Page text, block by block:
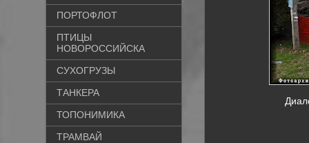
ПОРТОФЛОТ
ПТИЦЫ
НОВОРОССИЙСКА
СУХОГРУЗЫ
ТАНКЕРА
ТОПОНИМИКА
ТРАМВАЙ